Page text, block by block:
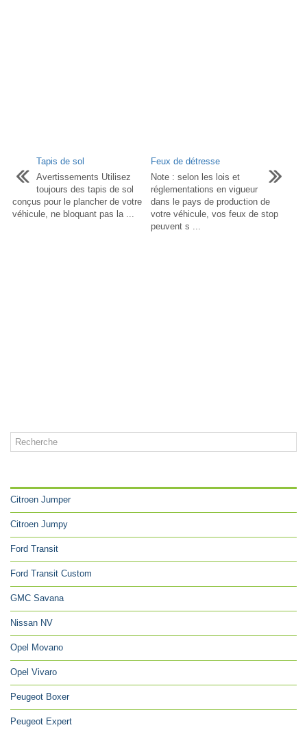
Tapis de sol
Avertissements Utilisez
toujours des tapis de sol
conçus pour le plancher de votre
véhicule, ne bloquant pas la ...
Feux de détresse
Note : selon les lois et
réglementations en vigueur
dans le pays de production de
votre véhicule, vos feux de stop
peuvent s ...
Citroen Jumper
Citroen Jumpy
Ford Transit
Ford Transit Custom
GMC Savana
Nissan NV
Opel Movano
Opel Vivaro
Peugeot Boxer
Peugeot Expert